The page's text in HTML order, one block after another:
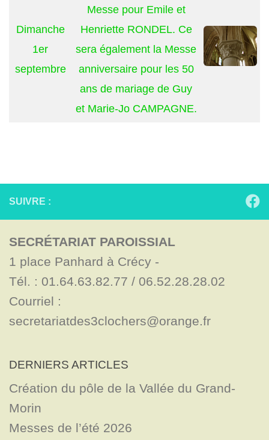
Dimanche
1er
septembre
Messe pour Emile et
Henriette RONDEL. Ce
sera également la Messe
anniversaire pour les 50
ans de mariage de Guy
et Marie-Jo CAMPAGNE.
SUIVRE :
SECRÉTARIAT PAROISSIAL
1 place Panhard à Crécy -
Tél. : 01.64.63.82.77 / 06.52.28.28.02
Courriel :
secretariatdes3clochers@orange.fr
DERNIERS ARTICLES
Création du pôle de la Vallée du Grand-
Morin
Messes de l’été 2026